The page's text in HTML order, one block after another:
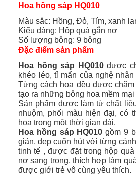
Hoa hồng sáp HQ010
Màu sắc: Hồng, Đỏ, Tím, xanh
Kiểu dáng: Hộp quà gắn nơ
Số lượng bông: 9 bông
Đặc điểm sản phẩm
Hoa hồng sáp HQ010được
khéo léo, tỉ mẩn của nghệ
Từng cách hoa đều được
tạo ra những bông hoa mềm
Sản phẩm được làm từ chất
nhuộm, phối màu hiện đại, có
hoa trong một thời gian dài.
Hoa hồng sáp HQ010gồm 9
giản, đẹp cuốn hút với từng
tinh tế , được đặt trong hộp
nơ sang trọng, thích hợp làm
được giới trẻ vô cùng